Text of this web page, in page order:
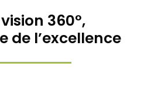
360°,
de l’excellence